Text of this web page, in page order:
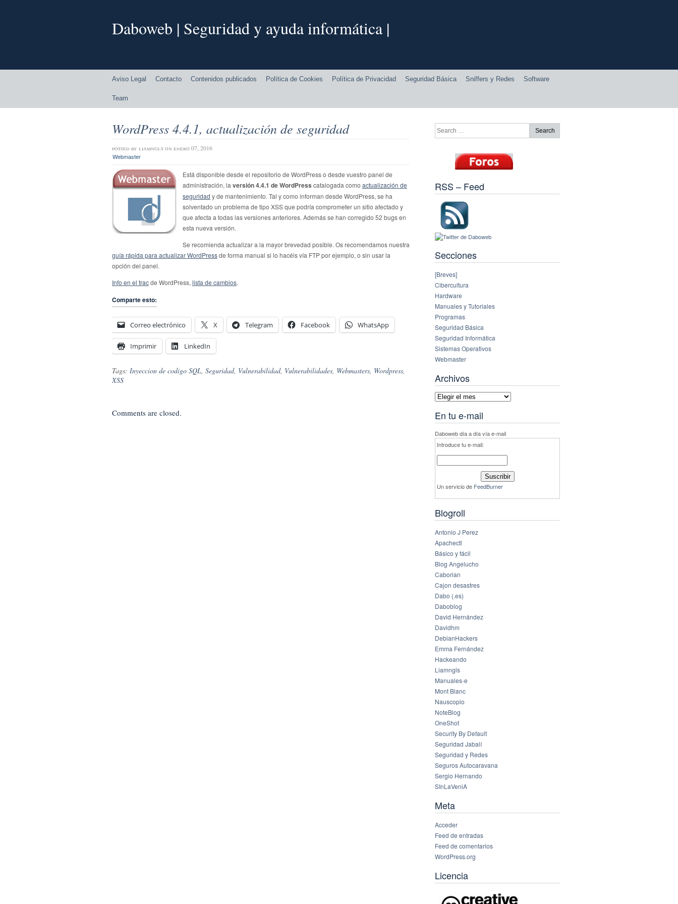
Daboweb | Seguridad y ayuda informática |
Aviso Legal Contacto Contenidos publicados Política de Cookies Política de Privacidad Seguridad Básica Sniffers y Redes Software
Team
WordPress 4.4.1, actualización de seguridad
posted by liamnglson enero 07, 2016
Webmaster
Está disponible desde el repositorio de WordPress o desde vuestro panel de
administración, la versión 4.4.1 de WordPress catalogada como actualización de
seguridad y de mantenimiento. Tal y como informan desde WordPress, se ha
solventado un problema de tipo XSS que podría comprometer un sitio afectado y
que afecta a todas las versiones anteriores. Además se han corregido 52 bugs en
esta nueva versión.
Se recomienda actualizar a la mayor brevedad posible. Os recomendamos nuestra
guía rápida para actualizar WordPressde forma manual si lo hacéis vía FTP por ejemplo, o sin usar la
opción del panel.
Info en el tracde WordPress, lista de cambios.
Comparte esto:
Correo electrónico X Telegram Facebook WhatsApp
Imprimir LinkedIn
Tags: Inyeccion de codigo SQL, Seguridad, Vulnerabilidad, Vulnerabilidades, Webmasters, Wordpress,
XSS
Comments are closed.
RSS – Feed
Secciones
[Breves]
Cibercultura
Hardware
Manuales y Tutoriales
Programas
Seguridad Básica
Seguridad Informática
Sistemas Operativos
Webmaster
Archivos
Archivos
En tu e-mail
Daboweb día a día vía e-mail
Introduce tu e-mail:
Un servicio de FeedBurner
Blogroll
Antonio J Perez
Apachectl
Básico y fácil
Blog Angelucho
Caborian
Cajon desastres
Dabo (.es)
Daboblog
David Hernández
Davidhm
DebianHackers
Emma Fernández
Hackeando
Liamngls
Manuales-e
Mont Blanc
Nauscopio
NoteBlog
OneShot
Security By Default
Seguridad Jabalí
Seguridad y Redes
Seguros Autocaravana
Sergio Hernando
SInLaVeniA
Meta
Acceder
Feed de entradas
Feed de comentarios
WordPress.org
Licencia